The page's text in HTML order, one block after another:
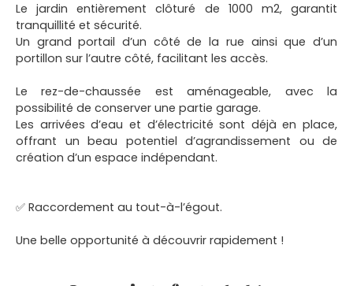
Le jardin entièrement clôturé de 1000 m2, garantit
tranquillité et sécurité.
Un grand portail d’un côté de la rue ainsi que d’un
portillon sur l’autre côté, facilitant les accès.
Le rez-de-chaussée est aménageable, avec la
possibilité de conserver une partie garage.
Les arrivées d’eau et d’électricité sont déjà en place,
offrant un beau potentiel d’agrandissement ou de
création d’un espace indépendant.
✅ Raccordement au tout-à-l’égout.
Une belle opportunité à découvrir rapidement !